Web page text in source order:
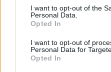
I want to opt-out of the
Personal Data.
Opted In
I want to opt-out of
Personal Data for
Opted In
Registrarse